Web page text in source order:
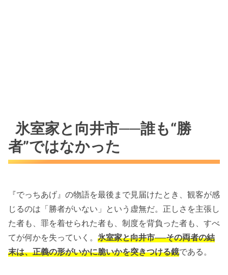
氷室家と向井市──誰も“勝
者”ではなかった
『でっちあげ』の物語を最後まで見届けたとき、観客が感
じるのは「勝者がいない」という虚無だ。正しさを主張し
た者も、罪を着せられた者も、制度を背負った者も、すべ
てが何かを失っていく。 氷室家と向井市──その両者の結
末は、正義の形がいかに脆いかを突きつける鏡である。